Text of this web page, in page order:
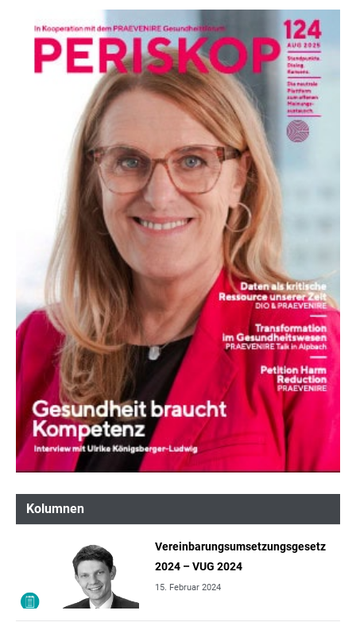
Kolumnen
Vereinbarungsumsetzungsgesetz
2024 – VUG 2024
15. Februar 2024